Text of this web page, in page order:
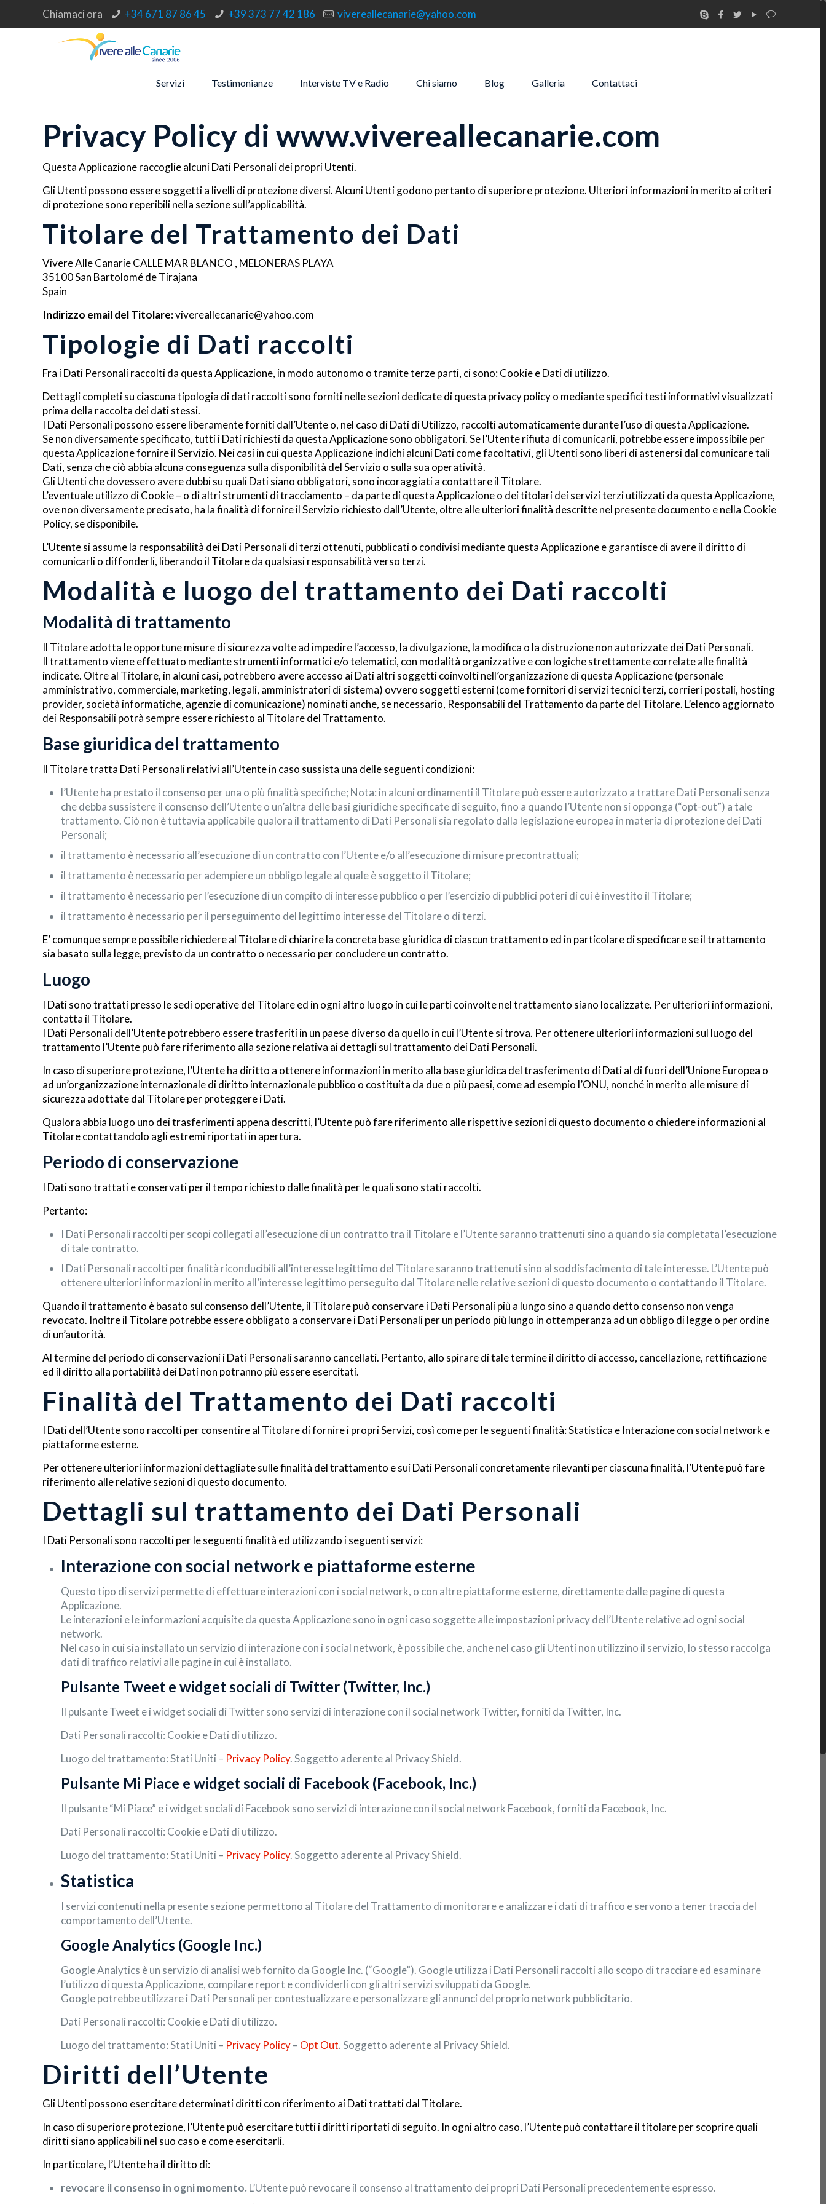
Chiamaci ora +34 671 87 86 45 +39 373 77 42 186 vivereallecanarie@yahoo.com
Servizi Testimonianze Interviste TV e Radio Chi siamo Blog Galleria Contattaci
Privacy Policy diwww.vivereallecanarie.com
Questa Applicazione raccoglie alcuni Dati Personali dei propri Utenti.
Gli Utenti possono essere soggetti a livelli di protezione diversi. Alcuni Utenti godono pertanto di superiore protezione. Ulteriori informazioni in merito ai criteri
di protezione sono reperibili nella sezione sull’applicabilità.
Titolare del Trattamento dei Dati
Vivere Alle Canarie CALLE MAR BLANCO , MELONERAS PLAYA
35100 San Bartolomé de Tirajana
Spain
Indirizzo email del Titolare:vivereallecanarie@yahoo.com
Tipologie di Dati raccolti
Fra i Dati Personali raccolti da questa Applicazione, in modo autonomo o tramite terze parti, ci sono: Cookie e Dati di utilizzo.
Dettagli completi su ciascuna tipologia di dati raccolti sono forniti nelle sezioni dedicate di questa privacy policy o mediante specifici testi informativi visualizzati
prima della raccolta dei dati stessi.
I Dati Personali possono essere liberamente forniti dall’Utente o, nel caso di Dati di Utilizzo, raccolti automaticamente durante l’uso di questa Applicazione.
Se non diversamente specificato, tutti i Dati richiesti da questa Applicazione sono obbligatori. Se l’Utente rifiuta di comunicarli, potrebbe essere impossibile per
questa Applicazione fornire il Servizio. Nei casi in cui questa Applicazione indichi alcuni Dati come facoltativi, gli Utenti sono liberi di astenersi dal comunicare tali
Dati, senza che ciò abbia alcuna conseguenza sulla disponibilità del Servizio o sulla sua operatività.
Gli Utenti che dovessero avere dubbi su quali Dati siano obbligatori, sono incoraggiati a contattare il Titolare.
L’eventuale utilizzo di Cookie – o di altri strumenti di tracciamento – da parte di questa Applicazione o dei titolari dei servizi terzi utilizzati da questa Applicazione,
ove non diversamente precisato, ha la finalità di fornire il Servizio richiesto dall’Utente, oltre alle ulteriori finalità descritte nel presente documento e nella Cookie
Policy, se disponibile.
L’Utente si assume la responsabilità dei Dati Personali di terzi ottenuti, pubblicati o condivisi mediante questa Applicazione e garantisce di avere il diritto di
comunicarli o diffonderli, liberando il Titolare da qualsiasi responsabilità verso terzi.
Modalità e luogo del trattamento dei Dati raccolti
Modalità di trattamento
Il Titolare adotta le opportune misure di sicurezza volte ad impedire l’accesso, la divulgazione, la modifica o la distruzione non autorizzate dei Dati Personali.
Il trattamento viene effettuato mediante strumenti informatici e/o telematici, con modalità organizzative e con logiche strettamente correlate alle finalità
indicate. Oltre al Titolare, in alcuni casi, potrebbero avere accesso ai Dati altri soggetti coinvolti nell’organizzazione di questa Applicazione (personale
amministrativo, commerciale, marketing, legali, amministratori di sistema) ovvero soggetti esterni (come fornitori di servizi tecnici terzi, corrieri postali, hosting
provider, società informatiche, agenzie di comunicazione) nominati anche, se necessario, Responsabili del Trattamento da parte del Titolare. L’elenco aggiornato
dei Responsabili potrà sempre essere richiesto al Titolare del Trattamento.
Base giuridica del trattamento
Il Titolare tratta Dati Personali relativi all’Utente in caso sussista una delle seguenti condizioni:
l’Utente ha prestato il consenso per una o più finalità specifiche; Nota: in alcuni ordinamenti il Titolare può essere autorizzato a trattare Dati Personali senza
che debba sussistere il consenso dell’Utente o un’altra delle basi giuridiche specificate di seguito, fino a quando l’Utente non si opponga (“opt-out”) a tale
trattamento. Ciò non è tuttavia applicabile qualora il trattamento di Dati Personali sia regolato dalla legislazione europea in materia di protezione dei Dati
Personali;
il trattamento è necessario all’esecuzione di un contratto con l’Utente e/o all’esecuzione di misure precontrattuali;
il trattamento è necessario per adempiere un obbligo legale al quale è soggetto il Titolare;
il trattamento è necessario per l’esecuzione di un compito di interesse pubblico o per l’esercizio di pubblici poteri di cui è investito il Titolare;
il trattamento è necessario per il perseguimento del legittimo interesse del Titolare o di terzi.
E’ comunque sempre possibile richiedere al Titolare di chiarire la concreta base giuridica di ciascun trattamento ed in particolare di specificare se il trattamento
sia basato sulla legge, previsto da un contratto o necessario per concludere un contratto.
Luogo
I Dati sono trattati presso le sedi operative del Titolare ed in ogni altro luogo in cui le parti coinvolte nel trattamento siano localizzate. Per ulteriori informazioni,
contatta il Titolare.
I Dati Personali dell’Utente potrebbero essere trasferiti in un paese diverso da quello in cui l’Utente si trova. Per ottenere ulteriori informazioni sul luogo del
trattamento l’Utente può fare riferimento alla sezione relativa ai dettagli sul trattamento dei Dati Personali.
In caso di superiore protezione, l’Utente ha diritto a ottenere informazioni in merito alla base giuridica del trasferimento di Dati al di fuori dell’Unione Europea o
ad un’organizzazione internazionale di diritto internazionale pubblico o costituita da due o più paesi, come ad esempio l’ONU, nonché in merito alle misure di
sicurezza adottate dal Titolare per proteggere i Dati.
Qualora abbia luogo uno dei trasferimenti appena descritti, l’Utente può fare riferimento alle rispettive sezioni di questo documento o chiedere informazioni al
Titolare contattandolo agli estremi riportati in apertura.
Periodo di conservazione
I Dati sono trattati e conservati per il tempo richiesto dalle finalità per le quali sono stati raccolti.
Pertanto:
I Dati Personali raccolti per scopi collegati all’esecuzione di un contratto tra il Titolare e l’Utente saranno trattenuti sino a quando sia completata l’esecuzione
di tale contratto.
I Dati Personali raccolti per finalità riconducibili all’interesse legittimo del Titolare saranno trattenuti sino al soddisfacimento di tale interesse. L’Utente può
ottenere ulteriori informazioni in merito all’interesse legittimo perseguito dal Titolare nelle relative sezioni di questo documento o contattando il Titolare.
Quando il trattamento è basato sul consenso dell’Utente, il Titolare può conservare i Dati Personali più a lungo sino a quando detto consenso non venga
revocato. Inoltre il Titolare potrebbe essere obbligato a conservare i Dati Personali per un periodo più lungo in ottemperanza ad un obbligo di legge o per ordine
di un’autorità.
Al termine del periodo di conservazioni i Dati Personali saranno cancellati. Pertanto, allo spirare di tale termine il diritto di accesso, cancellazione, rettificazione
ed il diritto alla portabilità dei Dati non potranno più essere esercitati.
Finalità del Trattamento dei Dati raccolti
I Dati dell’Utente sono raccolti per consentire al Titolare di fornire i propri Servizi, così come per le seguenti finalità: Statistica e Interazione con social network e
piattaforme esterne.
Per ottenere ulteriori informazioni dettagliate sulle finalità del trattamento e sui Dati Personali concretamente rilevanti per ciascuna finalità, l’Utente può fare
riferimento alle relative sezioni di questo documento.
Dettagli sul trattamento dei Dati Personali
I Dati Personali sono raccolti per le seguenti finalità ed utilizzando i seguenti servizi:
Interazione con social network e piattaforme esterne
Questo tipo di servizi permette di effettuare interazioni con i social network, o con altre piattaforme esterne, direttamente dalle pagine di questa
Applicazione.
Le interazioni e le informazioni acquisite da questa Applicazione sono in ogni caso soggette alle impostazioni privacy dell’Utente relative ad ogni social
network.
Nel caso in cui sia installato un servizio di interazione con i social network, è possibile che, anche nel caso gli Utenti non utilizzino il servizio, lo stesso raccolga
dati di traffico relativi alle pagine in cui è installato.
Pulsante Tweet e widget sociali di Twitter (Twitter, Inc.)
Il pulsante Tweet e i widget sociali di Twitter sono servizi di interazione con il social network Twitter, forniti da Twitter, Inc.
Dati Personali raccolti: Cookie e Dati di utilizzo.
Luogo del trattamento: Stati Uniti – Privacy Policy. Soggetto aderente al Privacy Shield.
Pulsante Mi Piace e widget sociali di Facebook (Facebook, Inc.)
Il pulsante “Mi Piace” e i widget sociali di Facebook sono servizi di interazione con il social network Facebook, forniti da Facebook, Inc.
Dati Personali raccolti: Cookie e Dati di utilizzo.
Luogo del trattamento: Stati Uniti – Privacy Policy. Soggetto aderente al Privacy Shield.
Statistica
I servizi contenuti nella presente sezione permettono al Titolare del Trattamento di monitorare e analizzare i dati di traffico e servono a tener traccia del
comportamento dell’Utente.
Google Analytics (Google Inc.)
Google Analytics è un servizio di analisi web fornito da Google Inc. (“Google”). Google utilizza i Dati Personali raccolti allo scopo di tracciare ed esaminare
l’utilizzo di questa Applicazione, compilare report e condividerli con gli altri servizi sviluppati da Google.
Google potrebbe utilizzare i Dati Personali per contestualizzare e personalizzare gli annunci del proprio network pubblicitario.
Dati Personali raccolti: Cookie e Dati di utilizzo.
Luogo del trattamento: Stati Uniti – Privacy Policy– Opt Out. Soggetto aderente al Privacy Shield.
Diritti dell’Utente
Gli Utenti possono esercitare determinati diritti con riferimento ai Dati trattati dal Titolare.
In caso di superiore protezione, l’Utente può esercitare tutti i diritti riportati di seguito. In ogni altro caso, l’Utente può contattare il titolare per scoprire quali
diritti siano applicabili nel suo caso e come esercitarli.
In particolare, l’Utente ha il diritto di:
revocare il consenso in ogni momento. L’Utente può revocare il consenso al trattamento dei propri Dati Personali precedentemente espresso.